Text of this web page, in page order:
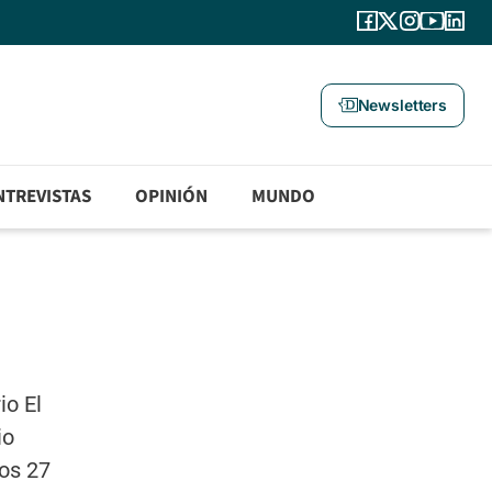
Newsletters
OPINIÓN MUNDO
El
27